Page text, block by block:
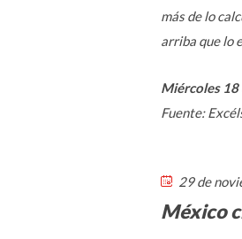
más de lo
arriba que lo
Miércoles
Fuente:
29 de
México